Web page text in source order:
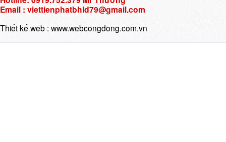
Email : viettienphatbhld79@gmail.com
Thiết kế web : www.webcongdong.com.vn